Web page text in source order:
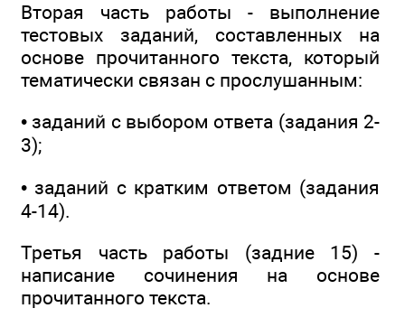
Вторая часть работы - выполнение
тестовых заданий, составленных на
основе прочитанного текста, который
тематически связан с прослушанным:
• заданий с выбором ответа (задания 2-
3);
• заданий с кратким ответом (задания
4-14).
Третья часть работы (задние 15) -
написание сочинения на основе
прочитанного текста.